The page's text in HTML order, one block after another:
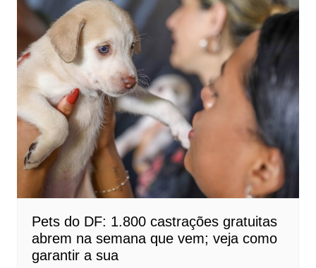
Pets do DF: 1.800 castrações gratuitas
abrem na semana que vem; veja como
garantir a sua